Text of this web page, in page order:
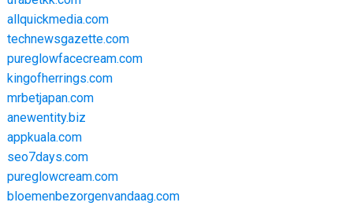
allquickmedia.com
technewsgazette.com
pureglowfacecream.com
kingofherrings.com
mrbetjapan.com
anewentity.biz
appkuala.com
seo7days.com
pureglowcream.com
bloemenbezorgenvandaag.com